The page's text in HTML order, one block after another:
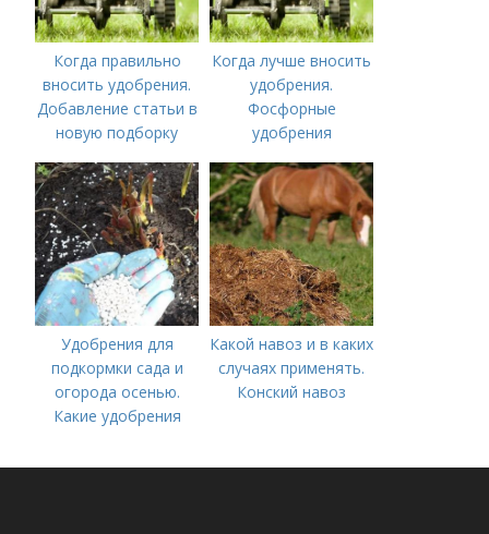
Когда правильно
вносить удобрения.
Добавление статьи в
новую подборку
Когда лучше вносить
удобрения.
Фосфорные
удобрения
Удобрения для
подкормки сада и
огорода осенью.
Какие удобрения
правильно это
Какой навоз и в каких
случаях применять.
Конский навоз